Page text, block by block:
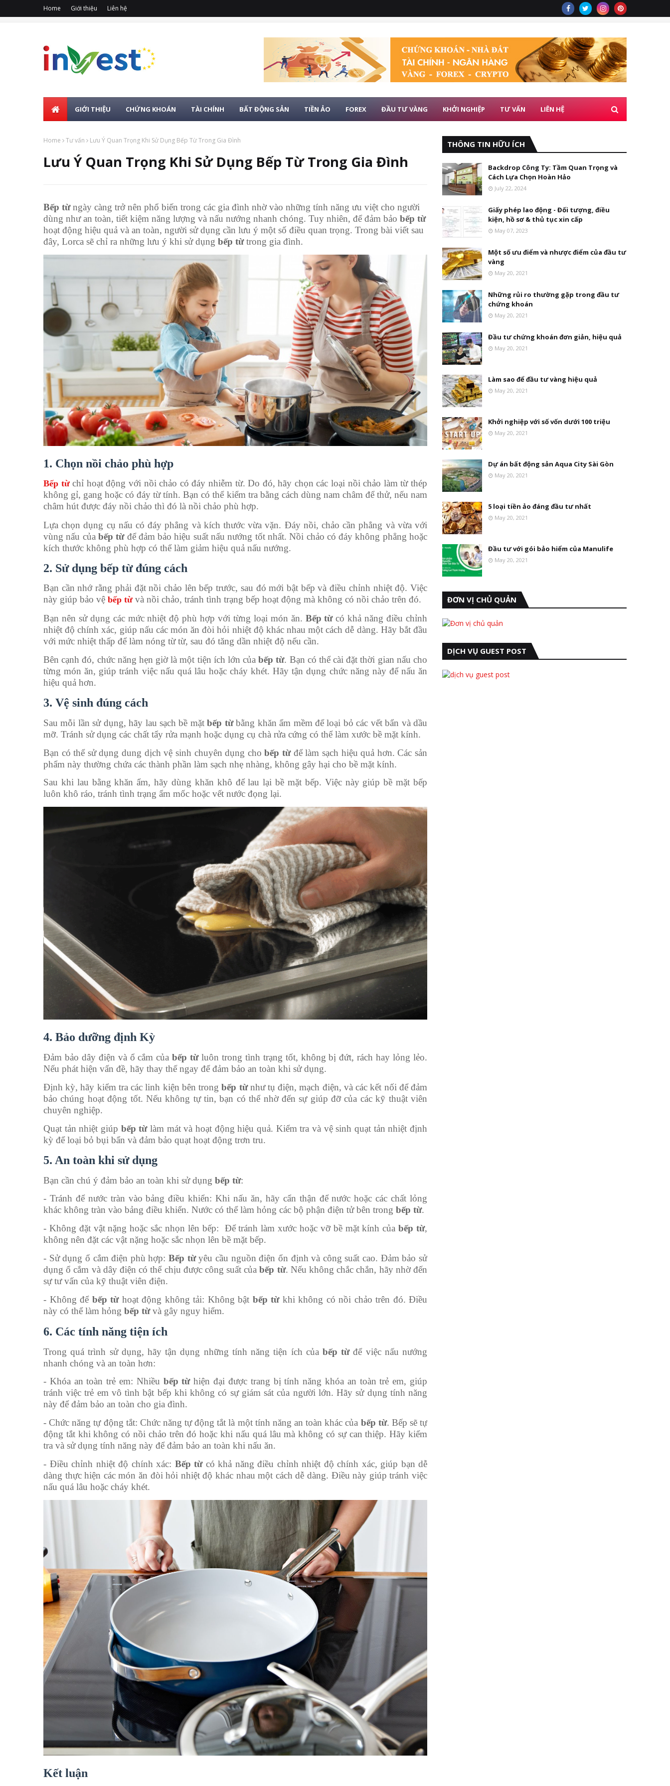
Home Giới thiệu Liên hệ
GIỚI THIỆU CHỨNG KHOÁN TÀI CHÍNH BẤT ĐỘNG SẢN TIỀN ẢO FOREX ĐẦU TƯ VÀNG KHỞI NGHIỆP TƯ VẤN LIÊN HỆ
Home Tư vấn Lưu Ý Quan Trọng Khi Sử Dụng Bếp Từ Trong Gia Đình
Lưu Ý Quan Trọng Khi Sử Dụng Bếp Từ Trong Gia Đình
Bếp từngày càng trở nên phổ biến trong các gia đình nhờ vào những tính năng ưu việt cho người
dùng như an toàn, tiết kiệm năng lượng và nấu nướng nhanh chóng. Tuy nhiên, để đảm bảo bếp từ
hoạt động hiệu quả và an toàn, người sử dụng cần lưu ý một số điều quan trọng. Trong bài viết sau
đây, Lorca sẽ chỉ ra những lưu ý khi sử dụng bếp từtrong gia đình.
1. Chọn nồi chảo phù hợp
Bếp từchỉ hoạt động với nồi chảo có đáy nhiễm từ. Do đó, hãy chọn các loại nồi chảo làm từ thép
không gỉ, gang hoặc có đáy từ tính. Bạn có thể kiểm tra bằng cách dùng nam châm để thử, nếu nam
châm hút được đáy nồi chảo thì đó là nồi chảo phù hợp.
Lựa chọn dụng cụ nấu có đáy phẳng và kích thước vừa vặn. Đáy nồi, chảo cần phẳng và vừa với
vùng nấu của bếp từđể đảm bảo hiệu suất nấu nướng tốt nhất. Nồi chảo có đáy không phẳng hoặc
kích thước không phù hợp có thể làm giảm hiệu quả nấu nướng.
2. Sử dụng bếp từ đúng cách
Bạn cần nhớ rằng phải đặt nồi chảo lên bếp trước, sau đó mới bật bếp và điều chỉnh nhiệt độ. Việc
này giúp bảo vệ bếp từ và nồi chảo, tránh tình trạng bếp hoạt động mà không có nồi chảo trên đó.
Bạn nên sử dụng các mức nhiệt độ phù hợp với từng loại món ăn. Bếp từcó khả năng điều chỉnh
nhiệt độ chính xác, giúp nấu các món ăn đòi hỏi nhiệt độ khác nhau một cách dễ dàng. Hãy bắt đầu
với mức nhiệt thấp để làm nóng từ từ, sau đó tăng dần nhiệt độ nếu cần.
Bên cạnh đó, chức năng hẹn giờ là một tiện ích lớn củabếp từ. Bạn có thể cài đặt thời gian nấu cho
từng món ăn, giúp tránh việc nấu quá lâu hoặc cháy khét. Hãy tận dụng chức năng này để nấu ăn
hiệu quả hơn.
3. Vệ sinh đúng cách
Sau mỗi lần sử dụng, hãy lau sạch bề mặtbếp từbằng khăn ẩm mềm để loại bỏ các vết bẩn và dầu
mỡ. Tránh sử dụng các chất tẩy rửa mạnh hoặc dụng cụ chà rửa cứng có thể làm xước bề mặt kính.
Bạn có thể sử dụng dung dịch vệ sinh chuyên dụng cho bếp từđể làm sạch hiệu quả hơn. Các sản
phẩm này thường chứa các thành phần làm sạch nhẹ nhàng, không gây hại cho bề mặt kính.
Sau khi lau bằng khăn ẩm, hãy dùng khăn khô để lau lại bề mặt bếp. Việc này giúp bề mặt bếp
luôn khô ráo, tránh tình trạng ẩm mốc hoặc vết nước đọng lại.
4. Bảo dưỡng định Kỳ
Đảm bảo dây điện và ổ cắm củabếp từluôn trong tình trạng tốt, không bị đứt, rách hay lỏng lẻo.
Nếu phát hiện vấn đề, hãy thay thế ngay để đảm bảo an toàn khi sử dụng.
Định kỳ, hãy kiểm tra các linh kiện bên trongbếp từnhư tụ điện, mạch điện, và các kết nối để đảm
bảo chúng hoạt động tốt. Nếu không tự tin, bạn có thể nhờ đến sự giúp đỡ của các kỹ thuật viên
chuyên nghiệp.
Quạt tản nhiệt giúp bếp từlàm mát và hoạt động hiệu quả. Kiểm tra và vệ sinh quạt tản nhiệt định
kỳ để loại bỏ bụi bẩn và đảm bảo quạt hoạt động trơn tru.
5. An toàn khi sử dụng
Bạn cần chú ý đảm bảo an toàn khi sử dụng bếp từ:
- Tránh để nước tràn vào bảng điều khiển: Khi nấu ăn, hãy cẩn thận để nước hoặc các chất lỏng
khác không tràn vào bảng điều khiển. Nước có thể làm hỏng các bộ phận điện tử bên trong bếp từ.
- Không đặt vật nặng hoặc sắc nhọn lên bếp: Để tránh làm xước hoặc vỡ bề mặt kính củabếp từ,
không nên đặt các vật nặng hoặc sắc nhọn lên bề mặt bếp.
- Sử dụng ổ cắm điện phù hợp:Bếp từyêu cầu nguồn điện ổn định và công suất cao. Đảm bảo sử
dụng ổ cắm và dây điện có thể chịu được công suất củabếp từ. Nếu không chắc chắn, hãy nhờ đến
sự tư vấn của kỹ thuật viên điện.
- Không đểbếp từhoạt động không tải: Không bật bếp từkhi không có nồi chảo trên đó. Điều
này có thể làm hỏng bếp từvà gây nguy hiểm.
6. Các tính năng tiện ích
Trong quá trình sử dụng, hãy tận dụng những tính năng tiện ích của bếp từđể việc nấu nướng
nhanh chóng và an toàn hơn:
- Khóa an toàn trẻ em: Nhiều bếp từhiện đại được trang bị tính năng khóa an toàn trẻ em, giúp
tránh việc trẻ em vô tình bật bếp khi không có sự giám sát của người lớn. Hãy sử dụng tính năng
này để đảm bảo an toàn cho gia đình.
-Chức năng tự động tắt: Chức năng tự động tắt là một tính năng an toàn khác của bếp từ. Bếp sẽ tự
động tắt khi không có nồi chảo trên đó hoặc khi nấu quá lâu mà không có sự can thiệp. Hãy kiểm
tra và sử dụng tính năng này để đảm bảo an toàn khi nấu ăn.
- Điều chỉnh nhiệt độ chính xác: Bếp từcó khả năng điều chỉnh nhiệt độ chính xác, giúp bạn dễ
dàng thực hiện các món ăn đòi hỏi nhiệt độ khác nhau một cách dễ dàng. Điều này giúp tránh việc
nấu quá lâu hoặc cháy khét.
Kết luận
THÔNG TIN HỮU ÍCH
Backdrop Công Ty: Tầm Quan Trọng và
Cách Lựa Chọn Hoàn Hảo
July 22, 2024
Giấy phép lao động - Đối tượng, điều
kiện, hồ sơ & thủ tục xin cấp
May 07, 2023
Một số ưu điểm và nhược điểm của đầu tư
vàng
May 20, 2021
Những rủi ro thường gặp trong đầu tư
chứng khoán
May 20, 2021
Đầu tư chứng khoán đơn giản, hiệu quả
May 20, 2021
Làm sao để đầu tư vàng hiệu quả
May 20, 2021
Khởi nghiệp với số vốn dưới 100 triệu
May 20, 2021
Dự án bất động sản Aqua City Sài Gòn
May 20, 2021
5 loại tiền ảo đáng đầu tư nhất
May 20, 2021
Đầu tư với gói bảo hiểm của Manulife
May 20, 2021
ĐƠN VỊ CHỦ QUẢN
DỊCH VỤ GUEST POST